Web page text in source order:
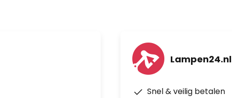
Lampen24.nl
Snel & veilig betalen